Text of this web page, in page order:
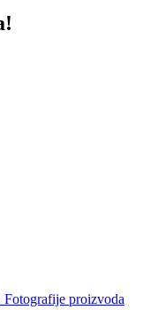
Fotografije proizvoda